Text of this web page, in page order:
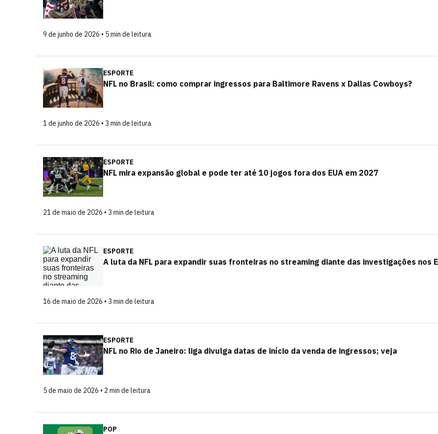
9 de junho de 2026 • 5 min de leitura
ESPORTE
NFL no Brasil: como comprar ingressos para Baltimore Ravens x Dallas Cowboys?
1 de junho de 2026 • 3 min de leitura
ESPORTE
NFL mira expansão global e pode ter até 10 jogos fora dos EUA em 2027
21 de maio de 2026 • 3 min de leitura
ESPORTE
A luta da NFL para expandir suas fronteiras no streaming diante das investigações nos
16 de maio de 2026 • 3 min de leitura
ESPORTE
NFL no Rio de Janeiro: liga divulga datas de início da venda de ingressos; veja
5 de maio de 2026 • 2 min de leitura
POP